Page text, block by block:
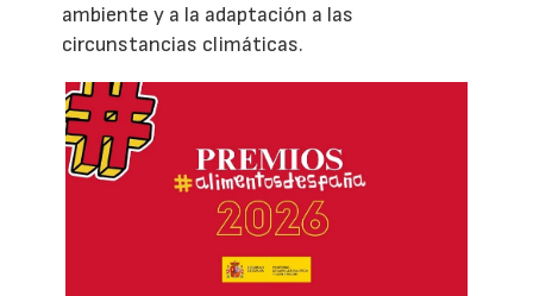
ambiente y a la adaptación a las
circunstancias climáticas.